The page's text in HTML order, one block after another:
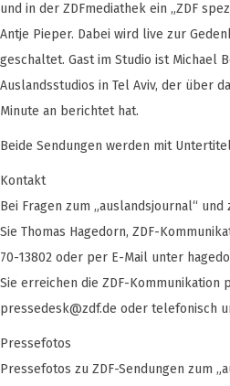
und in der ZDFmediathek ein „ZDF
Antje Pieper. Dabei wird live zur
geschaltet. Gast im Studio ist Michael
Auslandsstudios in Tel Aviv, der über
Minute an berichtet hat.
Beide Sendungen werden mit
Kontakt
Bei Fragen zum „auslandsjournal“ und
Sie Thomas Hagedorn, ZDF-
70-13802 oder per E-Mail unter
Sie erreichen die ZDF-Kommunikation
pressedesk@zdf.de oder telefonisch
Pressefotos
Pressefotos zu ZDF-Sendungen zum